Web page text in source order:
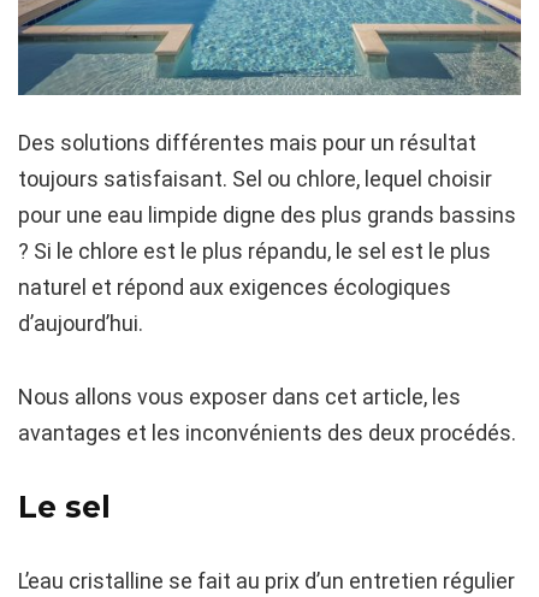
Des solutions différentes mais pour un résultat
toujours satisfaisant. Sel ou chlore, lequel choisir
pour une eau limpide digne des plus grands bassins
? Si le chlore est le plus répandu, le sel est le plus
naturel et répond aux exigences écologiques
d’aujourd’hui.
Nous allons vous exposer dans cet article, les
avantages et les inconvénients des deux procédés.
Le sel
L’eau cristalline se fait au prix d’un entretien régulier